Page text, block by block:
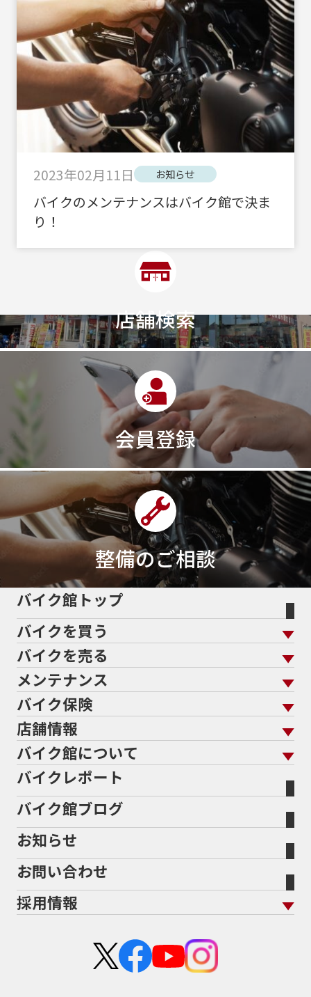
2023年02月11日 お知らせ
バイクのメンテナンスはバイク館で決ま
り！
店舗検索
会員登録
整備のご相談
バイク館トップ
バイクを買う
バイクを買う トップ
バイクを探す
メーカーから探す
色から探す
スタイルから探す
排気量から探す
地域から探す
走行距離から探す
中古車から探す
バイクを売る
バイクを売る トップ
バイク館買取の強み
バイクを高く売るコツ
バイク買取の流れ
全国展開の強み
よくあるご質問
バイク買取強化車両
メーカー別買取相場・
ヤマハ
ホンダ
スズキ
ハーレーダビッドソン
トライアンフ
アプリリア
KTM
モトグッツイ
MVアグスタ
メンテナンス
メンテナンス トップ
バイク点検
バイク車検
Bikeep
プロテクションフィルム
バイク保険
バイク保険 トップ
自賠責保険
任意保険
バイク保険無料見積り（現在未加入の方）
バイク保険無料見積り（他社でご加入の方）
盗難保険
店舗情報
店舗情報 トップ
北海道
宮城
福島
茨城
栃木
兵庫
バイク館について
バイク館について トップ
バイク館が選ばれる理由
会社概要
沿革
二輪公正取引協議会加盟店
バイクレポート
バイク館ブログ
お知らせ
お問い合わせ
採用情報
中途採用・アルバイト